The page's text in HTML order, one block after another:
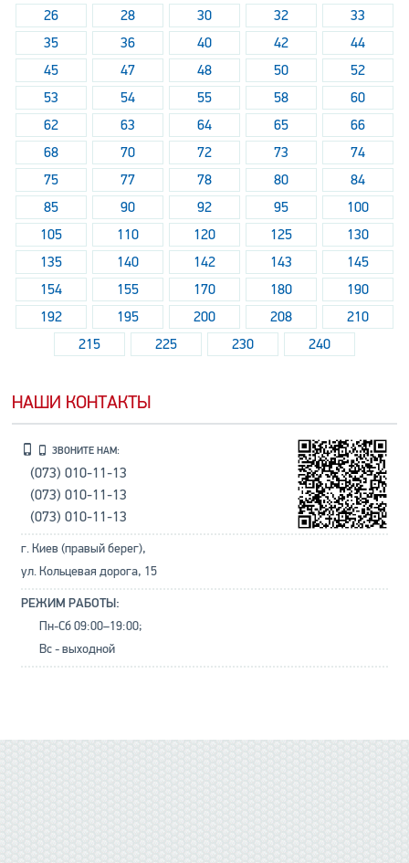
26 28 30 32
33
35
36 40 42
44
45
47 48 50
52
53
54 55 58
60
62
63 64 65
66
68
70 72 73
74
75
77 78 80
84
85
90 92 95
100
105
110 120 125
130
135
140 142 143
145
154
155 170 180
190
192
195 200 208
210
215
225 230 240
НАШИ КОНТАКТЫ
ЗВОНИТЕ НАМ:
(073) 010-11-13
(073) 010-11-13
(073) 010-11-13
г. Киев (правый берег),
ул. Кольцевая дорога, 15
РЕЖИМ РАБОТЫ:
Пн-Сб 09:00–19:00;
Вс - выходной